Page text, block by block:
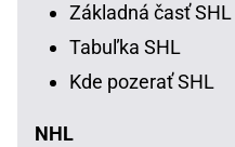
Základná časť SHL
Tabuľka SHL
Kde pozerať SHL
NHL